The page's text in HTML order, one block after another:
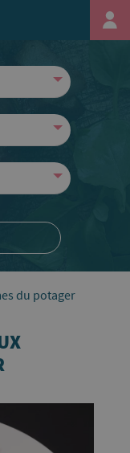
du potager